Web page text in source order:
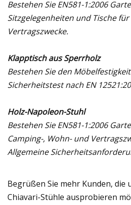
Bestehen Sie EN581-1:2006
Sitzgelegenheiten und Tische
Vertragszwecke.
Klapptisch aus Sperrholz
Bestehen Sie den
Sicherheitstest nach EN
Holz-Napoleon-Stuhl
Bestehen Sie EN581-1:2006
Camping-, Wohn- und
Allgemeine
Begrüßen Sie mehr Kunden, die
Chiavari-Stühle ausprobieren